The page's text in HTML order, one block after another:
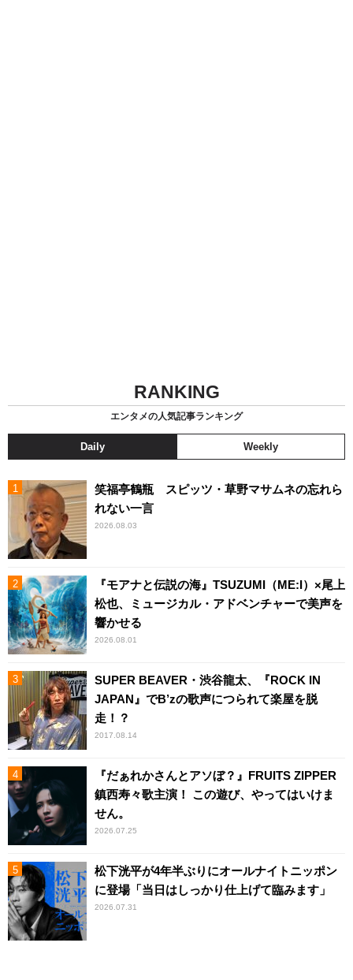
RANKING
エンタメの人気記事ランキング
Daily Weekly
笑福亭鶴瓶 スピッツ・草野マサムネの忘れら
れない一言
2026.08.03
『モアナと伝説の海』TSUZUMI（ME:I）×尾上
松也、ミュージカル・アドベンチャーで美声を
響かせる
2026.08.01
SUPER BEAVER・渋谷龍太、『ROCK IN
JAPAN』でB’zの歌声につられて楽屋を脱
走！？
2017.08.14
『だぁれかさんとアソぼ？』FRUITS ZIPPER
鎮西寿々歌主演！ この遊び、やってはいけま
せん。
2026.07.25
松下洸平が4年半ぶりにオールナイトニッポン
に登場「当日はしっかり仕上げて臨みます」
2026.07.31